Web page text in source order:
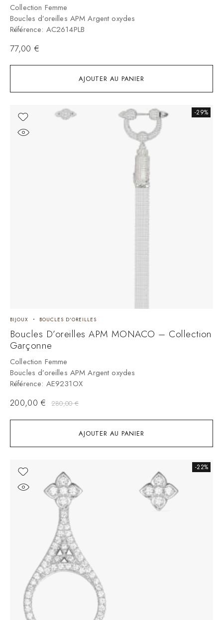
AJOUTER AU PANIER
Collection Femme
Boucles d’oreilles APM Argent oxydes
Référence: AC2614PLB
77,00 €
-29%
AJOUTER AU PANIER
BIJOUX BOUCLES D'OREILLES
Boucles D’oreilles APM MONACO – Collection
Garçonne
Collection Femme
Boucles d’oreilles APM Argent oxydes
Référence: AE9231OX
280,00€
200,00 €
-22%